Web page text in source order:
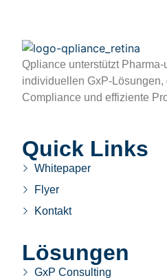
Qpliance unterstützt
individuellen GxP-Lösungen,
Compliance und effiziente
Quick Links
Whitepaper
Flyer
Kontakt
Lösungen
GxP Consulting